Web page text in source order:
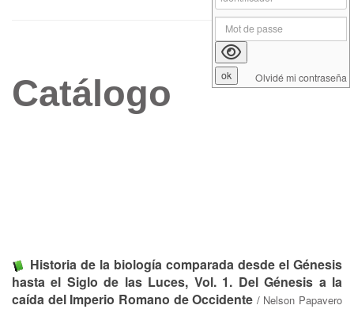
Catálogo
Historia de la biología comparada desde el Génesis
hasta el Siglo de las Luces, Vol. 1. Del Génesis a la
caída del Imperio Romano de Occidente / Nelson Papavero
Olvidé mi contraseña